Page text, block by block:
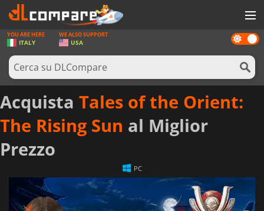
GIOCHI
PREPAGATE
SOFTWARE
REWARDS
HARDWARE
NOTIZIE
ACCEDI O REGISTRATI
Dark
mode
YOU ARE HERE
ITALY
WE ALSO SUPPORT
USA
Acquista Tales of the Orient:
The Rising Sun al Miglior
Prezzo
PC